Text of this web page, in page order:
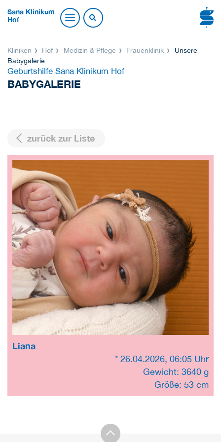
Sana Klinikum
Hof
Kliniken Hof Medizin & Pflege Frauenklinik
Unsere
Babygalerie
Geburtshilfe Sana Klinikum Hof
BABYGALERIE
zurück zur Liste
Liana
* 26.04.2026, 06:05 Uhr
Gewicht: 3640 g
Größe: 53 cm